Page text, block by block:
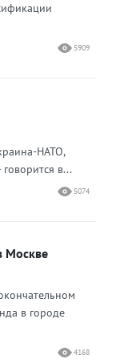
5909
НАТО,
в...
5074
Москве
в городе
4168